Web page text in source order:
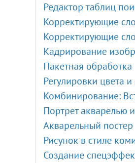
Редактор таблиц
Корректирующие
Корректирующие
Кадрирование
Пакетная обработка
Регулировки цвета и
Комбинирование:
Портрет акварелью
Акварельный постер
Рисунок в стиле
Создание